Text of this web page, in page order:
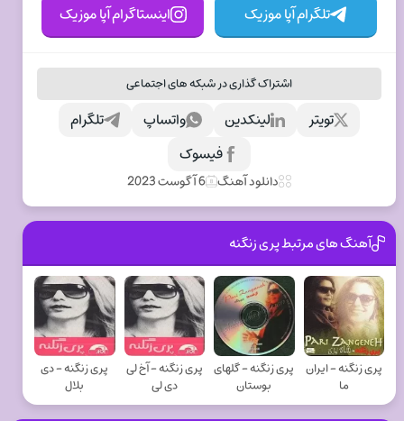
تلگرام آپا موزیک اینستاگرام آپا موزیک
اشتراک گذاری در شبکه های اجتماعی
تلگرام واتساپ لینکدین
تویتر
فیسوک
دانلود آهنگ 6 آگوست 2023
آهنگ های مرتبط پری زنگنه
پری زنگنه - ایران
ما
پری زنگنه - گلهای
بوستان
پری زنگنه - آخ لی
دی لی
پری زنگنه - دی
بلال